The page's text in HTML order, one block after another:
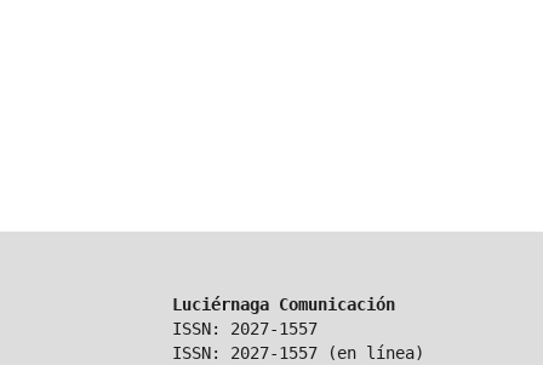
Luciérnaga Comunicación
ISSN: 2027-1557
ISSN: 2027-1557 (en línea)